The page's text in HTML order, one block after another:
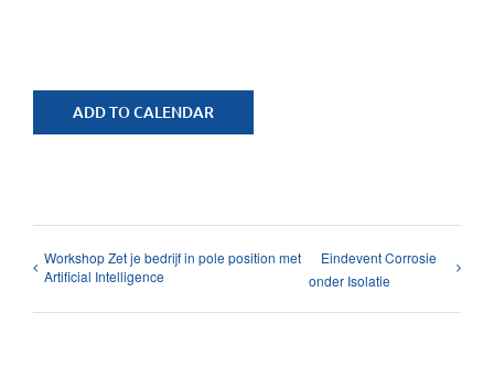
ADD TO CALENDAR
Workshop Zet je bedrijf in pole position met
Artificial Intelligence
Eindevent Corrosie
onder Isolatie